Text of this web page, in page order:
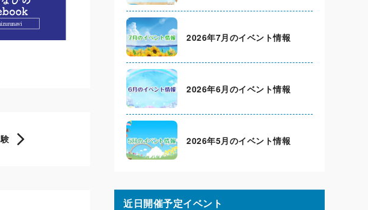
2026年7月のイベント情報
2026年6月のイベント情報
2026年5月のイベント情報
近日開催予定イベント